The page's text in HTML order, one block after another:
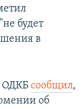
будет
в
ОДКБ сообщил,
об